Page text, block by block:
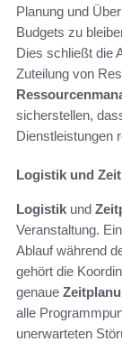
Planung und
Budgets zu
Dies schließt die
Zuteilung von
sicherstellen,
Dienstleistungen
Logistik und
Logistik und
Veranstaltung.
Ablauf während
gehört die
genaue
alle
unerwarteten